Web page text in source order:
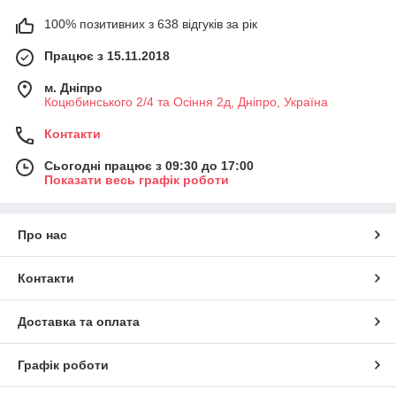
100% позитивних з 638 відгуків за рік
Працює з 15.11.2018
м. Дніпро
Коцюбинського 2/4 та Осіння 2д, Дніпро, Україна
Контакти
Сьогодні працює з 09:30 до 17:00
Показати весь графік роботи
Про нас
Контакти
Доставка та оплата
Графік роботи